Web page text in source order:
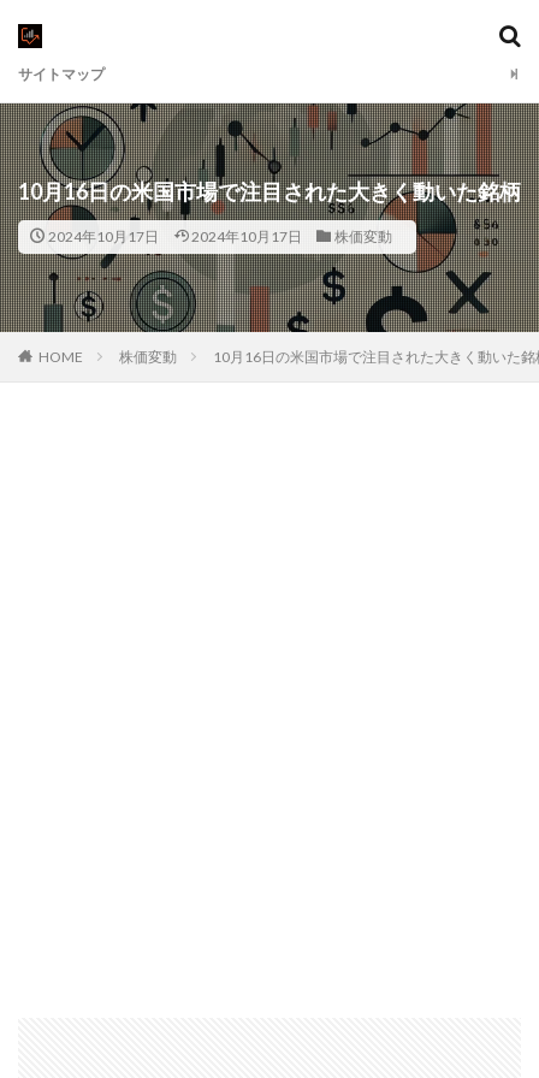
サイトマップ
10月16日の米国市場で注目された大きく動いた銘柄
2024年10月17日 2024年10月17日 株価変動
HOME 株価変動 10月16日の米国市場で注目された大きく動いた銘